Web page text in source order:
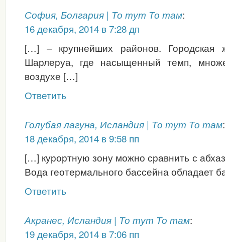
София, Болгария | То тут То там:
16 декабря, 2014 в 7:28 дп
[…] – крупнейших районов. Городская
Шарлеруа, где насыщенный темп,
воздухе […]
Ответить
Голубая лагуна, Исландия | То тут То там:
18 декабря, 2014 в 9:58 пп
[…] курортную зону можно сравнить с
Вода геотермального бассейна обладает
Ответить
Акранес, Исландия | То тут То там:
19 декабря, 2014 в 7:06 пп